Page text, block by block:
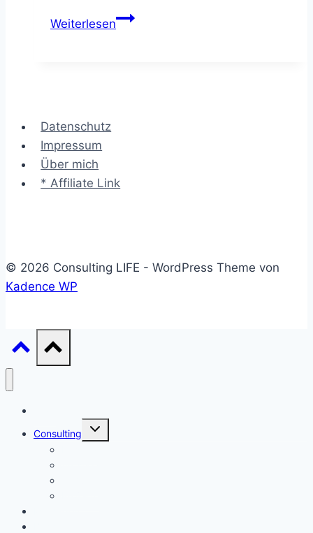
WeiterlesenDer
Datenschutz
Impressum
Über mich
* Affiliate Link
© 2026 Consulting LIFE - WordPress Theme von
Kadence WP
Consulting
Untermenü